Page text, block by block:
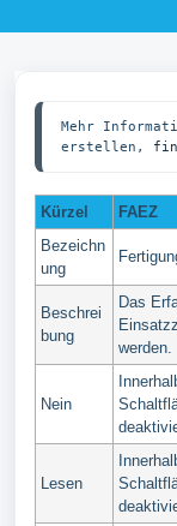
Mehr
erstellen,
Kürzel
FAEZ
Bezeichn
ung
Beschrei
bung
Das
werden.
Nein
Lesen